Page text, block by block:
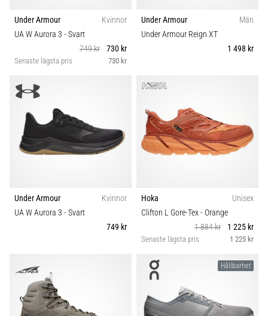
Under Armour
Kvinnor
UA W Aurora 3 - Svart
749 kr
730 kr
Senaste lägsta pris 730 kr
Under Armour
Män
Under Armour Reign XT
1 498 kr
Under Armour
Kvinnor
UA W Aurora 3 - Svart
749 kr
Hoka
Unisex
Clifton L Gore-Tex- Orange
1 884 kr
1 225 kr
Senaste lägsta pris 1 225 kr
Hållbarhet